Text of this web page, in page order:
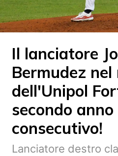
Il lanciatore
Bermudez
dell'Unipol
secondo anno
consecutivo!
Lanciatore destro